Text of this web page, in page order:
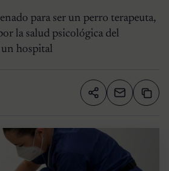
para ser un perro terapeuta,
la salud psicológica del
hospital
Compartir